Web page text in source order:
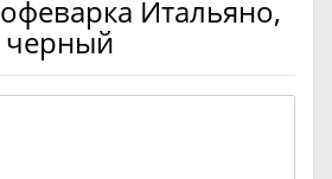
Итальяно,
черный